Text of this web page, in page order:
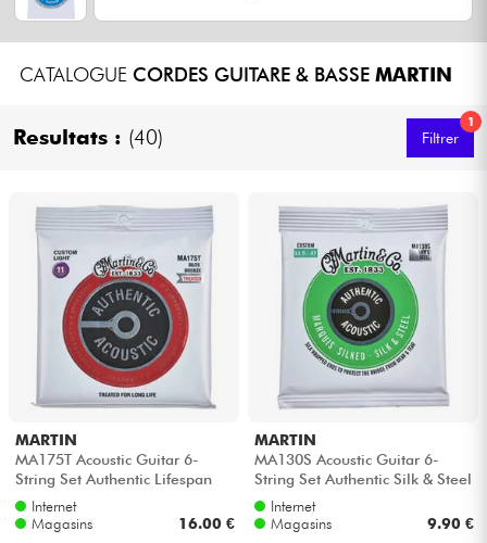
Casques
Micros & HF
DJ
Eclairage
Batteries & Percu
Vents
Eveil Musical
CATALOGUE CORDES GUITARE & BASSE MARTIN
Resultats : (40)
1
Filtrer
MARTIN
MA175T Acoustic Guitar 6-
String Set Authentic Lifespan
2.0 80/20 Bronze 11-52 - Jeu
de ...
Internet
Magasins
16.00 €
MARTIN
MA130S Acoustic Guitar 6-
String Set Authentic Silk & Steel
11.5-47 - Jeu de 6 cordes
Internet
Magasins
9.90 €